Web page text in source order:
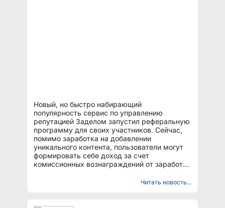
Новый, но быстро набирающий
популярность сервис по управлению
репутацией Заделом запустил реферальную
программу для своих участников. Сейчас,
помимо заработка на добавлении
уникального контента, пользователи могут
формировать себе доход за счет
комиссионных вознаграждений от заработка
Читать новость...